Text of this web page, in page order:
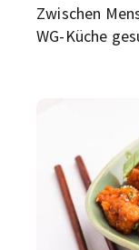
Zwischen
WG-Küche
brauchst
keine teure
auch keine
mehr kosten